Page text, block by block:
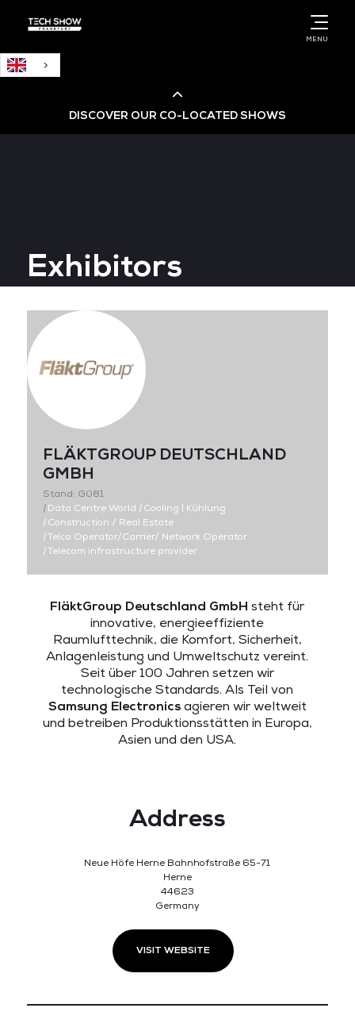
MENU
DISCOVER OUR CO-LOCATED SHOWS
Big Data & AI World
Data Centre World
Exhibitors
FLÄKTGROUP DEUTSCHLAND
GMBH
Stand: G081
|Data Centre World |Cooling | Kühlung
|Construction / Real Estate
|Telco Operator/Carrier/ Network Operator
|Telecom infrastructure provider
FläktGroup Deutschland GmbH steht für
innovative, energieeffiziente
Raumlufttechnik, die Komfort, Sicherheit,
Anlagenleistung und Umweltschutz vereint.
Seit über 100 Jahren setzen wir
technologische Standards. Als Teil von
Samsung Electronicsagieren wir weltweit
und betreiben Produktionsstätten in Europa,
Asien und den USA.
Address
Neue Höfe Herne Bahnhofstraße 65-71
Herne
44623
Germany
VISIT WEBSITE